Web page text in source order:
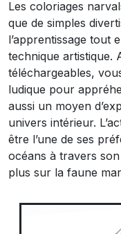
Les coloriages
que de simples
l’apprentissage tout
technique artistique.
téléchargeables,
ludique pour
aussi un moyen
univers intérieur.
être l’une de ses
océans à travers
plus sur la faune